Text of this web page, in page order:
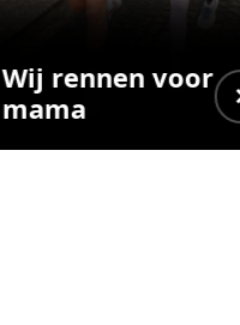
Wij rennen voor
mama